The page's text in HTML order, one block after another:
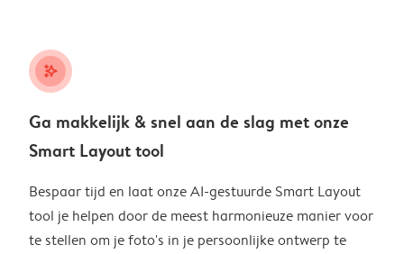
stars_plus
Ga makkelijk & snel aan de slag met onze
Smart Layout tool
Bespaar tijd en laat onze AI-gestuurde Smart Layout
tool je helpen door de meest harmonieuze manier voor
te stellen om je foto's in je persoonlijke ontwerp te